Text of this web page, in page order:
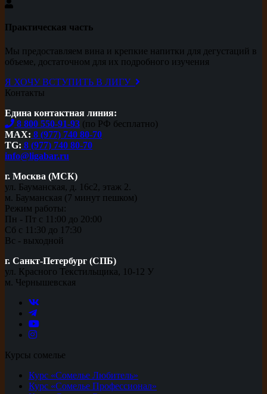
Практическая часть
Мы предоставляем вина и крепкие напитки для дегустаций в
объеме, достаточном для их подробного изучения
Я ХОЧУ ВСТУПИТЬ В ЛИГУ
Контакты
Едина контактная линия:
8 800 550-91-93 (по РФ бесплатно)
MAX: 8 (977) 740 80-70
TG: 8 (977) 740 80-70
info@ligabar.ru
г. Москва (МСК)
ул. Бауманская, д. 16с2, этаж 2.
м. Бауманская (7 минут пешком)
Режим работы:
Пн - Пт с 11:00 до 20:00
Сб с 11:30 до 17:30
Вс - выходной
г. Санкт-Петербург (СПБ)
ул. Красного Текстильщика, 10-12 У
м. Чернышевская
Курсы сомелье
Курс «Сомелье Любитель»
Курс «Сомелье Профессионал»